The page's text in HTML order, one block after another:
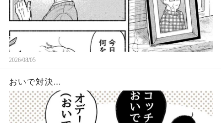
2026/08/05
おいで対決...